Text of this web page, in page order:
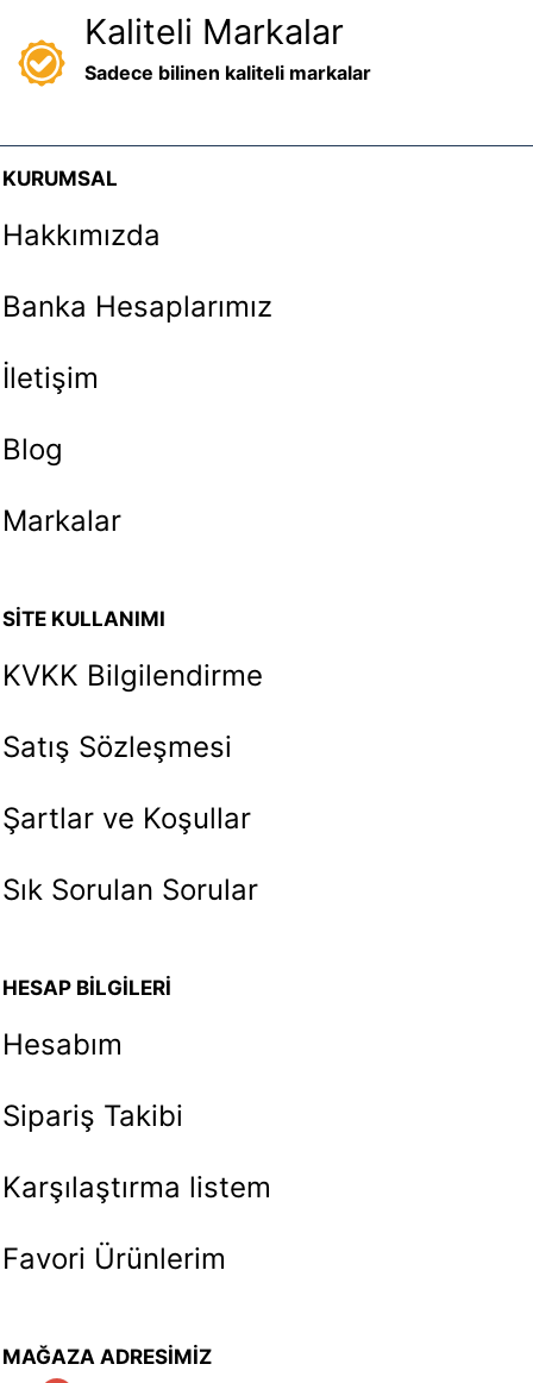
Kaliteli Markalar
Sadece bilinen kaliteli markalar
KURUMSAL
Hakkımızda
Banka Hesaplarımız
İletişim
Blog
Markalar
SİTE KULLANIMI
KVKK Bilgilendirme
Satış Sözleşmesi
Şartlar ve Koşullar
Sık Sorulan Sorular
HESAP BİLGİLERİ
Hesabım
Sipariş Takibi
Karşılaştırma listem
Favori Ürünlerim
MAĞAZA ADRESİMİZ